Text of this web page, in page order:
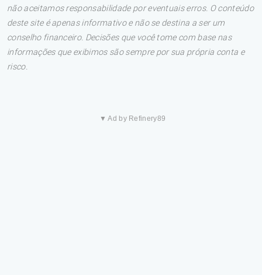
não aceitamos responsabilidade por eventuais erros. O conteúdo
deste site é apenas informativo e não se destina a ser um
conselho financeiro. Decisões que você tome com base nas
informações que exibimos são sempre por sua própria conta e
risco.
▼ Ad by Refinery89